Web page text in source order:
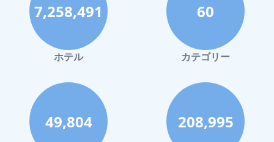
3つ星ホテルとして、プリモホテルは手頃な価格と朝食込みで、
価格に見合った価値を提供しています。居心地の良い雰囲気と確
かな基準でゲストの期待に応え、予算を重視する旅行者にとって
実用的で満足のいく宿泊施設となっています。
函館市でのホテル
ハワイイでのホテル
鎌倉市でのホテル
御殿場市でのホテル
日光市でのホテル
帯広市でのホテル
7,258,491
ホテル
60
カテゴリー
49,804 208,995